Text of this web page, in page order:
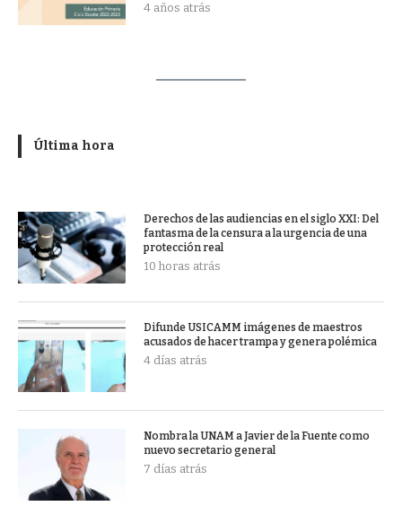
4 años atrás
Última hora
Derechos de las audiencias en el siglo XXI: Del
fantasma de la censura a la urgencia de una
protección real
10 horas atrás
Difunde USICAMM imágenes de maestros
acusados de hacer trampa y genera polémica
4 días atrás
Nombra la UNAM a Javier de la Fuente como
nuevo secretario general
7 días atrás